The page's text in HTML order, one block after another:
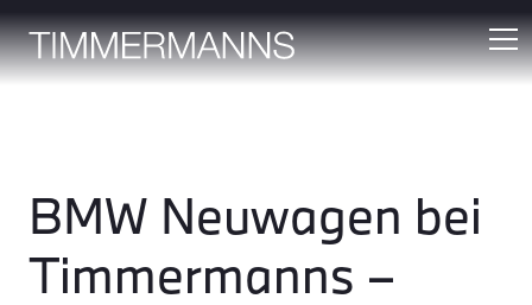
BMW Neuwagen bei
Timmermanns –